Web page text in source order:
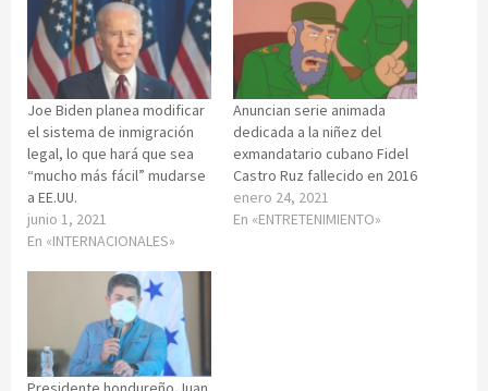
Joe Biden planea modificar
el sistema de inmigración
legal, lo que hará que sea
“mucho más fácil” mudarse
a EE.UU.
junio 1, 2021
En «INTERNACIONALES»
Anuncian serie animada
dedicada a la niñez del
exmandatario cubano Fidel
Castro Ruz fallecido en 2016
enero 24, 2021
En «ENTRETENIMIENTO»